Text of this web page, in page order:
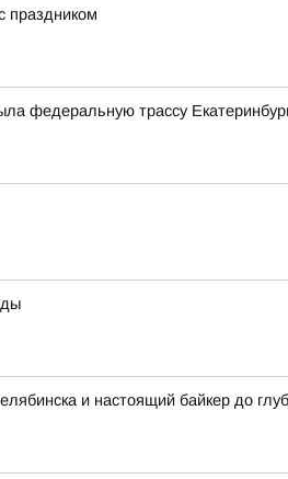
праздником
федеральную трассу
и настоящий байкер до